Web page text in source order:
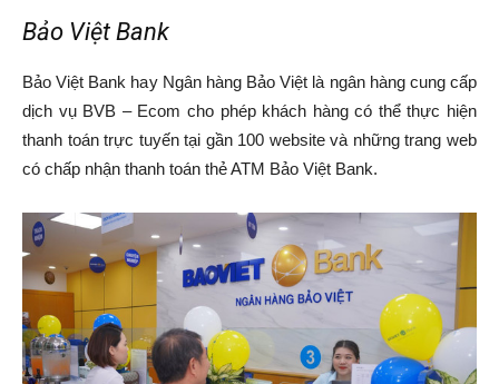
Bảo Việt Bank
Bảo Việt Bank hay Ngân hàng Bảo Việt là ngân hàng cung cấp
dịch vụ BVB – Ecom cho phép khách hàng có thể thực hiện
thanh toán trực tuyến tại gần 100 website và những trang web
có chấp nhận thanh toán thẻ ATM Bảo Việt Bank.